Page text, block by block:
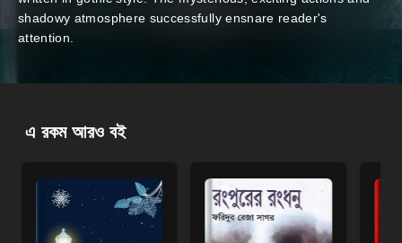
shadowy atmosphere successfully ensnare reader's
attention.
এ রকম আরও বই